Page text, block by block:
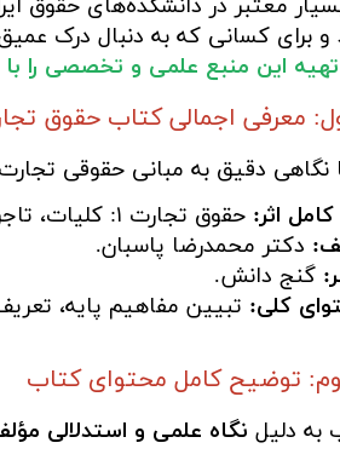
معتبر در دانشکده‌های حقوق
و برای کسانی که به دنبال درک
این منبع علمی و تخصصی را
معرفی اجمالی کتاب حقوق
نگاهی دقیق به مبانی حقوقی
کامل اثر: حقوق تجارت ۱: کلیات، تاجر و اعمال تجاری.
دکتر محمدرضا پاسبان.
گنج دانش.
کلی: تبیین مفاهیم پایه،
توضیح کامل محتوای کتاب
به دلیل نگاه علمی و استدلالی